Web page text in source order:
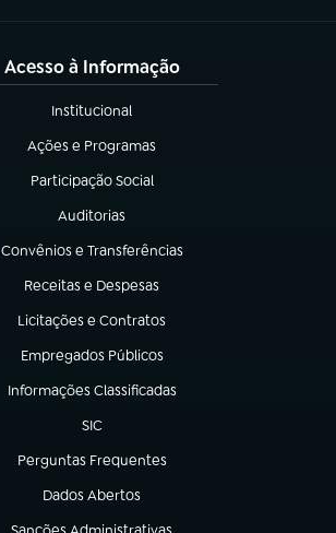
Acesso à Informação
Institucional
(abre em nova aba)
Ações e Programas
(abre em nova aba)
Participação Social
(abre em nova aba)
Auditorias
(abre em nova aba)
Convênios e Transferências
(abre em nova aba)
Receitas e Despesas
(abre em nova aba)
Licitações e Contratos
(abre em nova aba)
Empregados Públicos
(abre em nova aba)
Informações Classificadas
(abre em nova aba)
SIC
(abre em nova aba)
Perguntas Frequentes
(abre em nova aba)
Dados Abertos
(abre em nova aba)